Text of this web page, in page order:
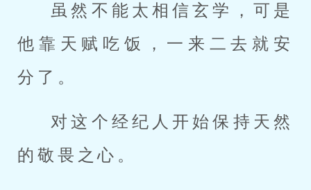
虽然不能太相信玄学，可是
他靠天赋吃饭，一来二去就安
分了。
对这个经纪人开始保持天然
的敬畏之心。